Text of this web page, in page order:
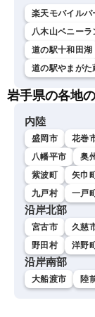
楽天モバイルパ
八木山ベニーラ
道の駅十和田湖
道の駅やまがた
岩手県の各地
内陸
盛岡市 花巻
八幡平市
奥
紫波町
矢巾
九戸村
一戸
沿岸北部
宮古市 久慈
野田村
洋野
沿岸南部
大船渡市 陸